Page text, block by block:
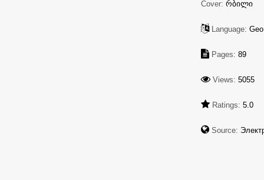
Cover: რბილი
Language: Geo
Pages: 89
Views: 5055
Ratings: 5.0
Source: